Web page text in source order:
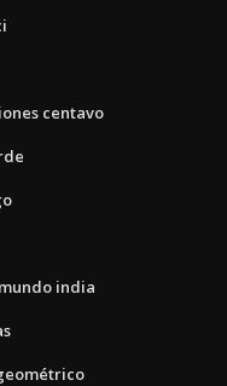
centavo
india